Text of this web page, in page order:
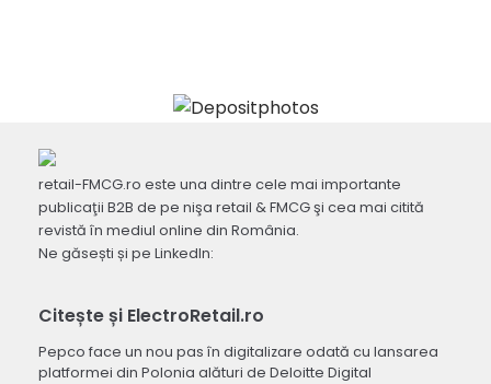
retail-FMCG.ro este una dintre cele mai importante
publicaţii B2B de pe nişa retail & FMCG şi cea mai citită
revistă în mediul online din România.
Ne găsești și pe LinkedIn:
Citește și ElectroRetail.ro
Pepco face un nou pas în digitalizare odată cu lansarea
platformei din Polonia alături de Deloitte Digital